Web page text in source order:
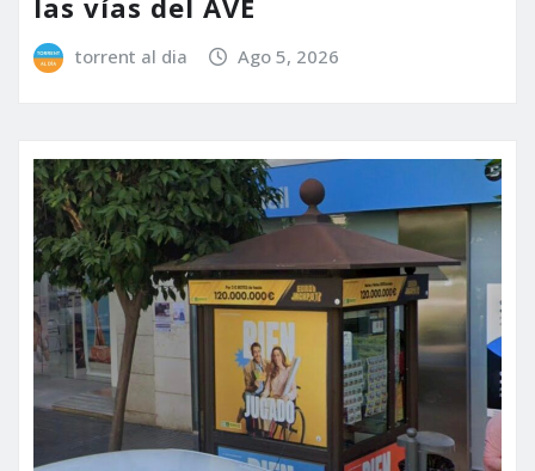
las vías del AVE
torrent al dia Ago 5, 2026